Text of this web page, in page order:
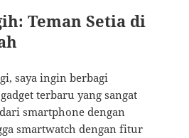
Teman Setia di
saya ingin berbagi
terbaru yang sangat
smartphone dengan
smartwatch dengan fitur